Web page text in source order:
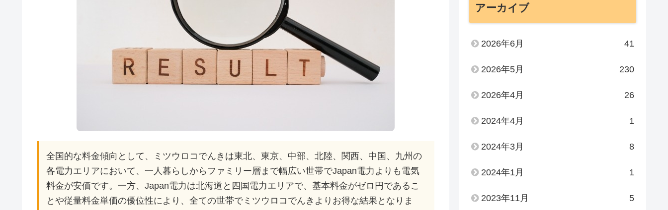
全国的な料金傾向として、ミツウロコでんきは東北、東京、中部、北陸、関西、中国、九州の
各電力エリアにおいて、一人暮らしからファミリー層まで幅広い世帯でJapan電力よりも電気
料金が安価です。一方、Japan電力は北海道と四国電力エリアで、基本料金がゼロ円であるこ
とや従量料金単価の優位性により、全ての世帯でミツウロコでんきよりお得な結果となりま
アーカイブ
2026年6月 41
2026年5月 230
2026年4月 26
2024年4月 1
2024年3月 8
2024年1月 1
2023年11月 5